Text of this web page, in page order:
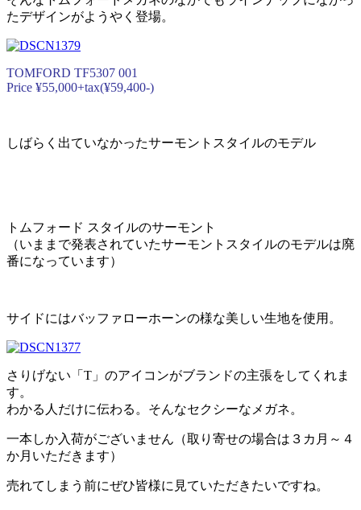
たデザインがようやく登場。
TOMFORD TF5307 001
Price ¥55,000+tax(¥59,400-)
しばらく出ていなかったサーモントスタイルのモデル
トムフォード スタイルのサーモント
（いままで発表されていたサーモントスタイルのモデルは廃
番になっています）
サイドにはバッファローホーンの様な美しい生地を使用。
さりげない「T」のアイコンがブランドの主張をしてくれま
す。
わかる人だけに伝わる。そんなセクシーなメガネ。
一本しか入荷がございません（取り寄せの場合は３カ月～４
か月いただきます）
売れてしまう前にぜひ皆様に見ていただきたいですね。